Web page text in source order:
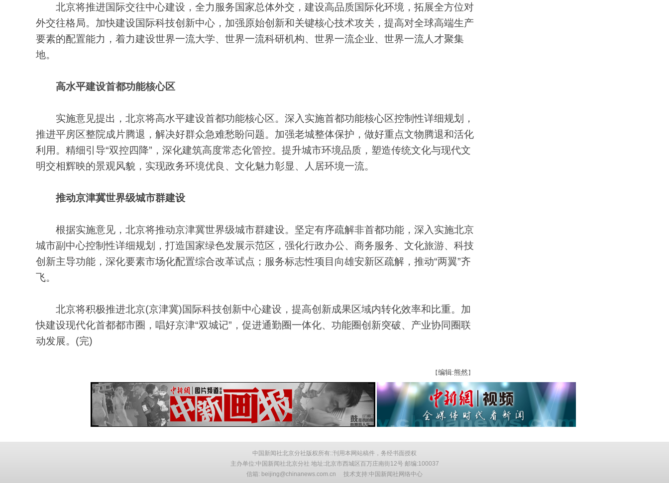
北京将推进国际交往中心建设，全力服务国家总体外交，建设高品质国际化环境，拓展全方位对
外交往格局。加快建设国际科技创新中心，加强原始创新和关键核心技术攻关，提高对全球高端生产
要素的配置能力，着力建设世界一流大学、世界一流科研机构、世界一流企业、世界一流人才聚集
地。
高水平建设首都功能核心区
实施意见提出，北京将高水平建设首都功能核心区。深入实施首都功能核心区控制性详细规划，
推进平房区整院成片腾退，解决好群众急难愁盼问题。加强老城整体保护，做好重点文物腾退和活化
利用。精细引导“双控四降”，深化建筑高度常态化管控。提升城市环境品质，塑造传统文化与现代文
明交相辉映的景观风貌，实现政务环境优良、文化魅力彰显、人居环境一流。
推动京津冀世界级城市群建设
根据实施意见，北京将推动京津冀世界级城市群建设。坚定有序疏解非首都功能，深入实施北京
城市副中心控制性详细规划，打造国家绿色发展示范区，强化行政办公、商务服务、文化旅游、科技
创新主导功能，深化要素市场化配置综合改革试点；服务标志性项目向雄安新区疏解，推动“两翼”齐
飞。
北京将积极推进北京(京津冀)国际科技创新中心建设，提高创新成果区域内转化效率和比重。加
快建设现代化首都都市圈，唱好京津“双城记”，促进通勤圈一体化、功能圈创新突破、产业协同圈联
动发展。(完)
【编辑:熊然 】
中国新闻社北京分社版权所有::刊用本网站稿件，务经书面授权
主办单位:中国新闻社北京分社 地址:北京市西城区百万庄南街12号 邮编:100037
信箱: beijing@chinanews.com.cn 技术支持:中国新闻社网络中心